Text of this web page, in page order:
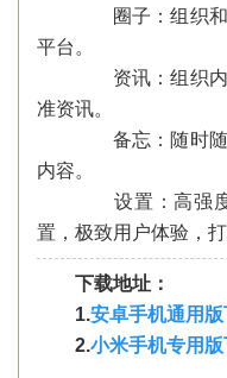
圈子：组织和
平台。
资讯：组织内
准资讯。
备忘：随时随
内容。
设置：高强度
置，极致用户体验，
下载地址：
1.安卓手机通用
2.小米手机专用